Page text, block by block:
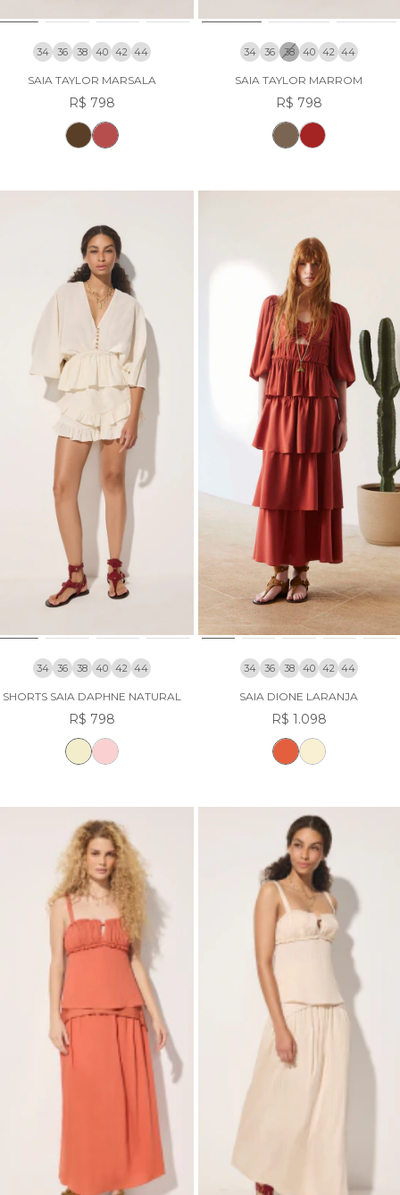
34 36 38 40 42 44
SAIA TAYLOR MARSALA
R$ 798
34 36 38 40 42 44
SAIA TAYLOR MARROM
R$ 798
34 36 38 40 42 44
SHORTS SAIA DAPHNE NATURAL
R$ 798
34 36 38 40 42 44
SAIA DIONE LARANJA
R$ 1.098